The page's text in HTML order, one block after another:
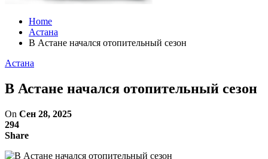
Home
Астана
В Астане начался отопительный сезон
Астана
В Астане начался отопительный сезон
On Сен 28, 2025
294
Share